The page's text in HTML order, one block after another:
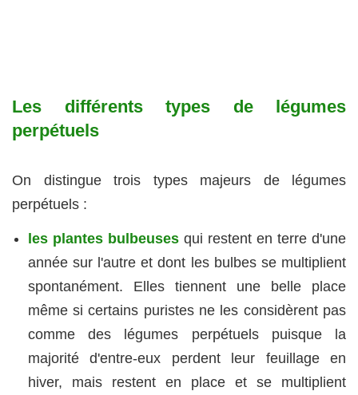
Les différents types de légumes
perpétuels
On distingue trois types majeurs de légumes
perpétuels :
les plantes bulbeusesqui restent en terre d'une
année sur l'autre et dont les bulbes se multiplient
spontanément. Elles tiennent une belle place
même si certains puristes ne les considèrent pas
comme des légumes perpétuels puisque la
majorité d'entre-eux perdent leur feuillage en
hiver, mais restent en place et se multiplient